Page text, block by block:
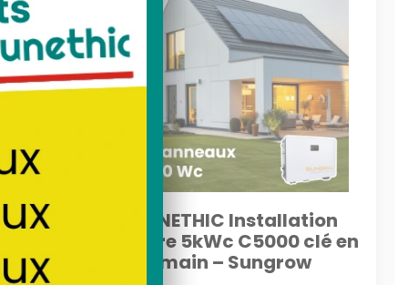
en
SUNETHIC Installation
solaire 5kWc C5000 clé en
main – Sungrow